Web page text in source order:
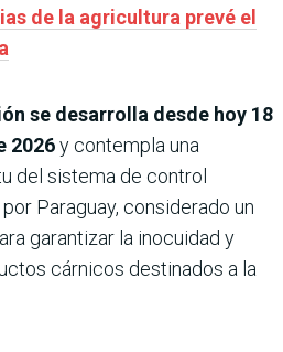
de la agricultura prevé el
se desarrolla desde hoy 18
2026y contempla una
del sistema de control
Paraguay, considerado un
garantizar la inocuidad y
cárnicos destinados a la